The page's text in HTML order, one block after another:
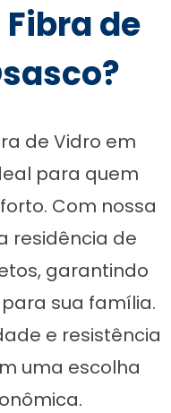
de
de Vidro em
para quem
Com nossa
residência de
garantindo
sua família.
e resistência
uma escolha